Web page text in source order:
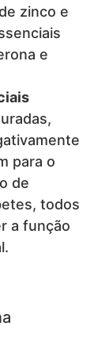
zinco e
e
para o
de
todos
a função